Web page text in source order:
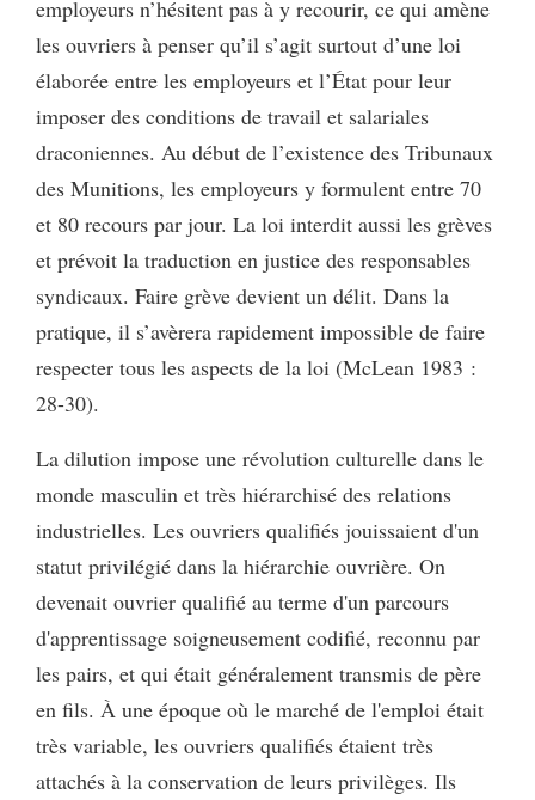
employeurs n’hésitent pas à y recourir, ce qui amène
les ouvriers à penser qu’il s’agit surtout d’une loi
élaborée entre les employeurs et l’État pour leur
imposer des conditions de travail et salariales
draconiennes. Au début de l’existence des Tribunaux
des Munitions, les employeurs y formulent entre 70
et 80 recours par jour. La loi interdit aussi les grèves
et prévoit la traduction en justice des responsables
syndicaux. Faire grève devient un délit. Dans la
pratique, il s’avèrera rapidement impossible de faire
respecter tous les aspects de la loi (McLean 1983 :
28-30).
La dilution impose une révolution culturelle dans le
monde masculin et très hiérarchisé des relations
industrielles. Les ouvriers qualifiés jouissaient d'un
statut privilégié dans la hiérarchie ouvrière. On
devenait ouvrier qualifié au terme d'un parcours
d'apprentissage soigneusement codifié, reconnu par
les pairs, et qui était généralement transmis de père
en fils. À une époque où le marché de l'emploi était
très variable, les ouvriers qualifiés étaient très
attachés à la conservation de leurs privilèges. Ils